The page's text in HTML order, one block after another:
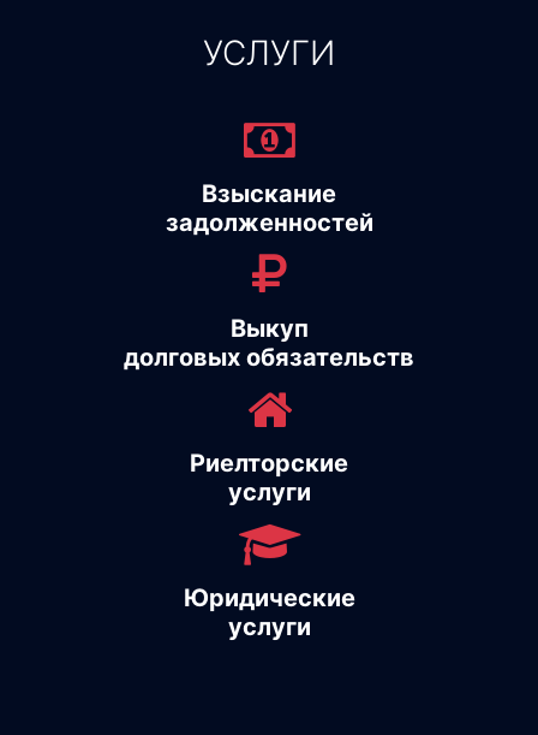
УСЛУГИ
Взыскание
задолженностей
Выкуп
долговых обязательств
Риелторские
услуги
Юридические
услуги